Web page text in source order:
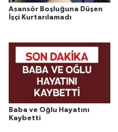
Asansör Boşluğuna Düşen
İşçi Kurtarılamadı
Baba ve Oğlu Hayatını
Kaybetti